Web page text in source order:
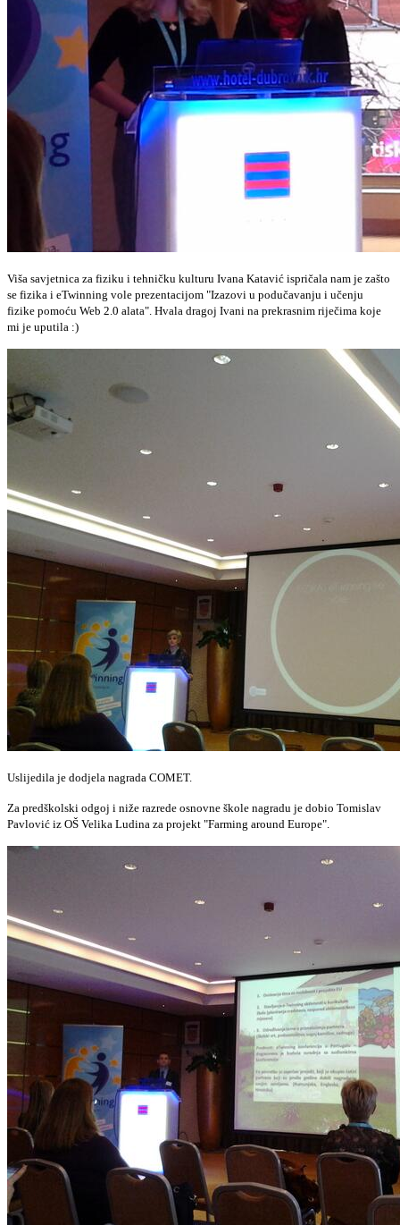
Viša savjetnica za fiziku i tehničku kulturu Ivana Katavić ispričala nam je zašto
se fizika i eTwinning vole prezentacijom "Izazovi u podučavanju i učenju
fizike pomoću Web 2.0 alata". Hvala dragoj Ivani na prekrasnim riječima koje
mi je uputila :)
Uslijedila je dodjela nagrada COMET.
Za predškolski odgoj i niže razrede osnovne škole nagradu je dobio Tomislav
Pavlović iz OŠ Velika Ludina za projekt "Farming around Europe".